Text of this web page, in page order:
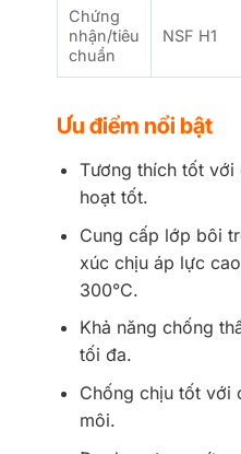
Chứng
nhận/tiêu
chuẩn
NSF H1
Ưu điểm nổi bật
Tương thích tốt với
hoạt tốt.
Cung cấp lớp bôi
xúc chịu áp lực
300°C.
Khả năng chống
tối đa.
Chống chịu tốt với
môi.